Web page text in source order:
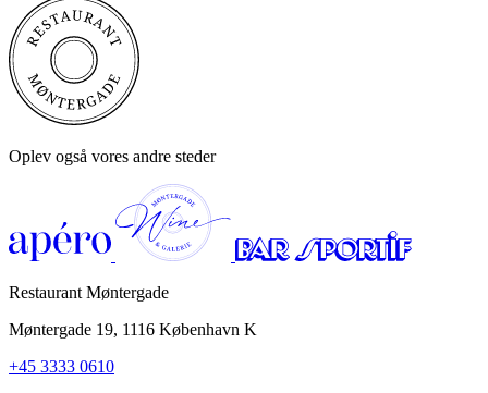
Oplev også vores andre steder
Restaurant Møntergade
Møntergade 19, 1116 København K
+45 3333 0610